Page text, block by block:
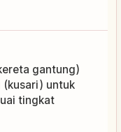
gantung)
(kusari) untuk
tingkat